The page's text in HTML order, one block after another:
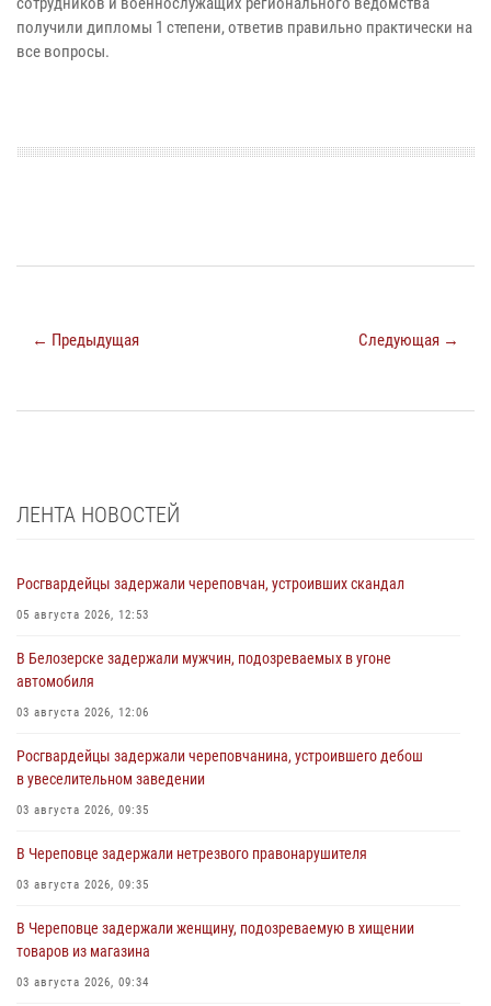
получили дипломы 1 степени, ответив правильно практически на
все вопросы.
← Предыдущая Следующая →
ЛЕНТА НОВОСТЕЙ
Росгвардейцы задержали череповчан, устроивших скандал
05 августа 2026, 12:53
В Белозерске задержали мужчин, подозреваемых в угоне
автомобиля
03 августа 2026, 12:06
Росгвардейцы задержали череповчанина, устроившего дебош
в увеселительном заведении
03 августа 2026, 09:35
В Череповце задержали нетрезвого правонарушителя
03 августа 2026, 09:35
В Череповце задержали женщину, подозреваемую в хищении
товаров из магазина
03 августа 2026, 09:34